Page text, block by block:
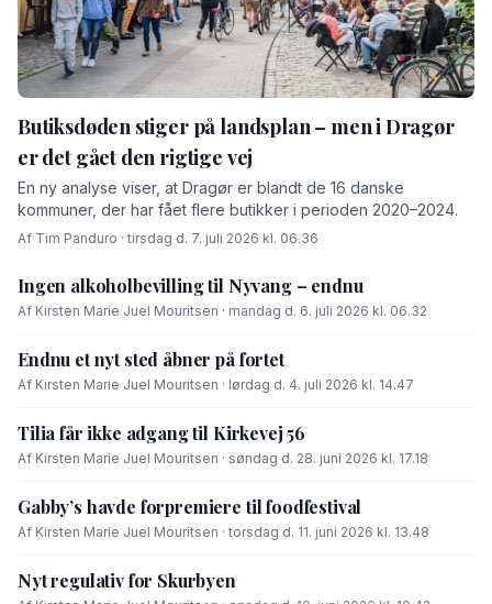
Butiksdøden stiger på landsplan – men i Dragør
er det gået den rigtige vej
En ny analyse viser, at Dragør er blandt de 16 danske
kommuner, der har fået flere butikker i perioden 2020–2024.
Af Tim Panduro · tirsdag d. 7. juli 2026 kl. 06.36
Ingen alkoholbevilling til Nyvang – endnu
Af Kirsten Marie Juel Mouritsen · mandag d. 6. juli 2026 kl. 06.32
Endnu et nyt sted åbner på fortet
Af Kirsten Marie Juel Mouritsen · lørdag d. 4. juli 2026 kl. 14.47
Tilia får ikke adgang til Kirkevej 56
Af Kirsten Marie Juel Mouritsen · søndag d. 28. juni 2026 kl. 17.18
Gabby’s havde forpremiere til foodfestival
Af Kirsten Marie Juel Mouritsen · torsdag d. 11. juni 2026 kl. 13.48
Nyt regulativ for Skurbyen